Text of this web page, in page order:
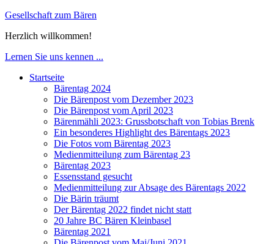
Gesellschaft zum Bären
Herzlich willkommen!
Lernen Sie uns kennen ...
Startseite
Bärentag 2024
Die Bärenpost vom Dezember 2023
Die Bärenpost vom April 2023
Bärenmähli 2023: Grussbotschaft von Tobias Brenk
Ein besonderes Highlight des Bärentags 2023
Die Fotos vom Bärentag 2023
Medienmitteilung zum Bärentag 23
Bärentag 2023
Essensstand gesucht
Medienmitteilung zur Absage des Bärentags 2022
Die Bärin träumt
Der Bärentag 2022 findet nicht statt
20 Jahre BC Bären Kleinbasel
Bärentag 2021